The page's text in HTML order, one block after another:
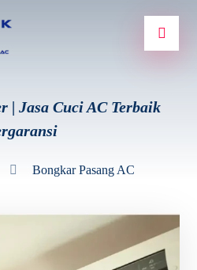
| Jasa Cuci AC Terbaik
Bongkar Pasang AC